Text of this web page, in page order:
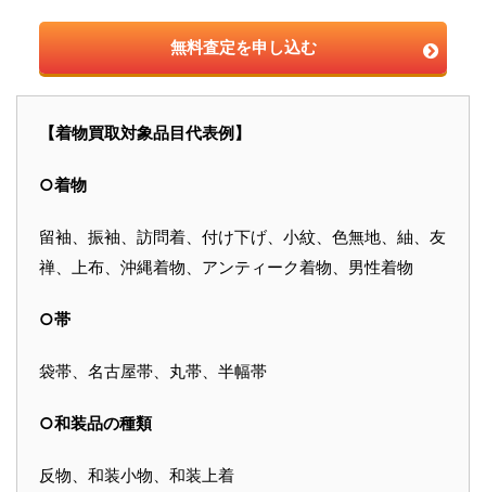
無料査定を申し込む
【着物買取対象品目代表例】
○着物
留袖、振袖、訪問着、付け下げ、小紋、色無地、紬、友
禅、上布、沖縄着物、アンティーク着物、男性着物
○帯
袋帯、名古屋帯、丸帯、半幅帯
○和装品の種類
反物、和装小物、和装上着